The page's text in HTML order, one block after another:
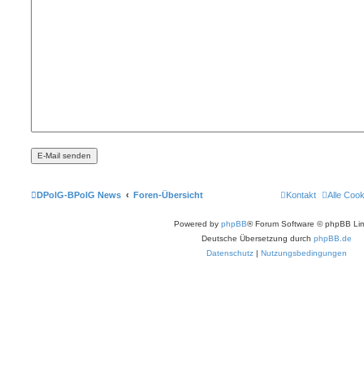
DPolG-BPolG News Foren-Übersicht Alle
Kontakt
Powered by phpBB® Forum Software © phpBB
Deutsche Übersetzung durch phpBB.de
Datenschutz | Nutzungsbedingungen